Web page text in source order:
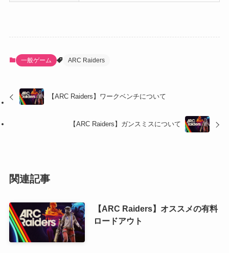
一般ゲーム ARC Raiders
【ARC Raiders】ワークベンチについて
【ARC Raiders】ガンスミスについて
関連記事
【ARC Raiders】オススメの有料
ロードアウト